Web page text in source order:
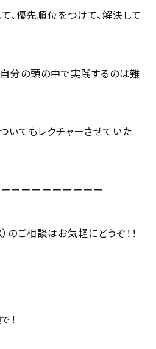
、優先順位をつけて、解決して
分の頭の中で実践するのは難
いてもレクチャーさせていた
ーーーーーーーーー
のご相談はお気軽にどうぞ！！
！